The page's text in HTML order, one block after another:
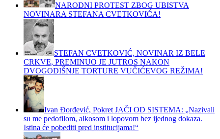
NARODNI PROTEST ZBOG UBISTVA
NOVINARA STEFANA CVETKOVIĆA!
STEFAN CVETKOVIĆ, NOVINAR IZ BELE
CRKVE, PREMINUO JE JUTROS NAKON
DVOGODIŠNJE TORTURE VUČIĆEVOG REŽIMA!
Ivan Đorđević, Pokret JAČI OD SISTEMA: „Nazivali
su me pedofilom, alkosom i lopovom bez ijednog dokaza.
Istina će pobediti pred institucijama!“